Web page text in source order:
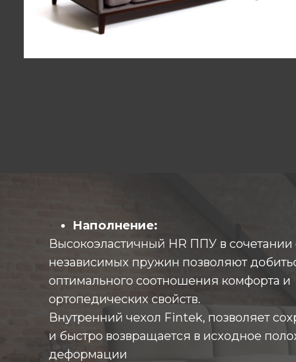
Наполнение:
Высокоэластичный HR ППУ в сочетании
независимых пружин позволяют
оптимального соотношения комфорта и
ортопедических свойств.
Внутренний чехол Fintek, позволяет
и быстро возвращается в исходное
деформации